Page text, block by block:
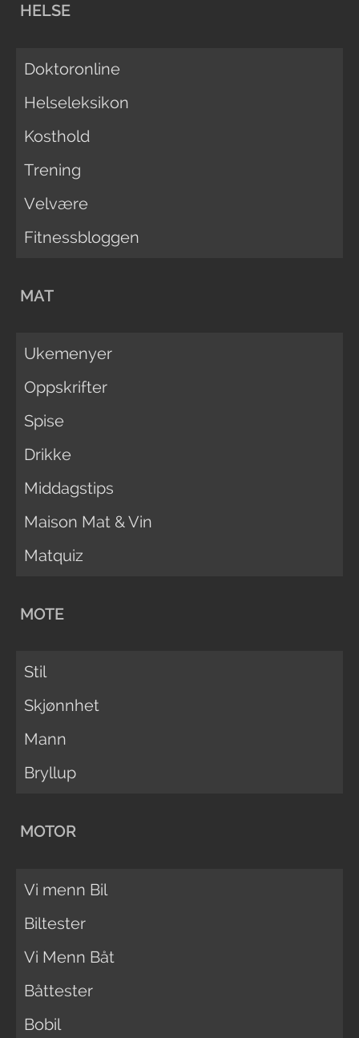
HELSE
Doktoronline
Helseleksikon
Kosthold
Trening
Velvære
Fitnessbloggen
MAT
Ukemenyer
Oppskrifter
Spise
Drikke
Middagstips
Maison Mat & Vin
Matquiz
MOTE
Stil
Skjønnhet
Mann
Bryllup
MOTOR
Vi menn Bil
Biltester
Vi Menn Båt
Båttester
Bobil